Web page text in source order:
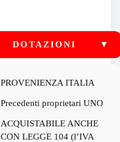
DOTAZIONI ▼
PROVENIENZA ITALIA
Precedenti proprietari UNO
ACQUISTABILE ANCHE
CON LEGGE 104 (l’IVA